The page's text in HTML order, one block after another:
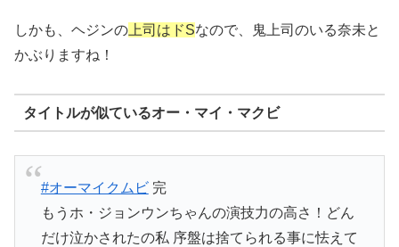
しかも、ヘジンの 上司はドSなので、鬼上司のいる奈未と
かぶりますね！
タイトルが似ているオー・マイ・マクビ
#オーマイクムビ完
もうホ・ジョンウンちゃんの演技力の高さ！どん
だけ泣かされたの私 序盤は捨てられる事に怯えて